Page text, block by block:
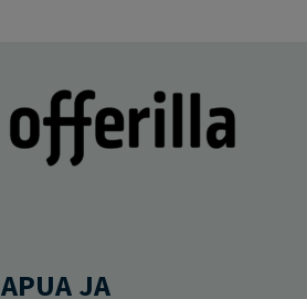
APUA JA